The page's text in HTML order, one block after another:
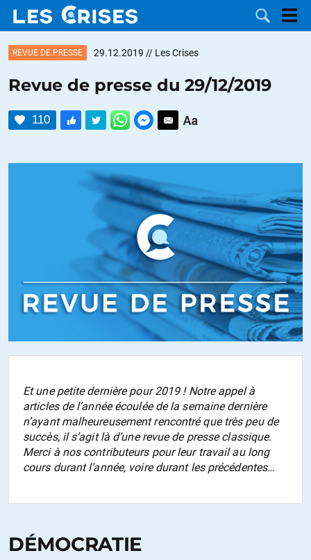
LES
REVUE DE PRESSE 29.12.2019 // Les Crises
Revue de presse du 29/12/2019
110
Et une petite dernière pour 2019 ! Notre appel à
articles de l’année écoulée de la semaine dernière
n’ayant malheureusement rencontré que très peu de
succès, il s’agit là d’une revue de presse classique.
Merci à nos contributeurs pour leur travail au long
cours durant l’année, voire durant les précédentes…
DÉMOCRATIE